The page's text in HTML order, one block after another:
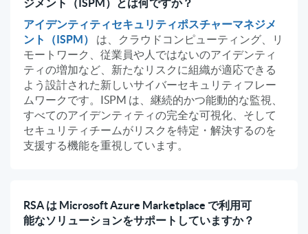
ジメント（ISPM）とは何ですか？
アイデンティティセキュリティポスチャーマネジメ
ント（ISPM）
は、クラウドコンピューティング、リ
モートワーク、従業員や人ではないのアイデンティ
ティの増加など、新たなリスクに組織が適応できる
よう設計された新しいサイバーセキュリティフレー
ムワークです。ISPM は、継続的かつ能動的な監視、
すべてのアイデンティティの完全な可視化、そして
セキュリティチームがリスクを特定・解決するのを
支援する機能を重視しています。
RSA は Microsoft Azure Marketplace で利用可
能なソリューションをサポートしていますか？